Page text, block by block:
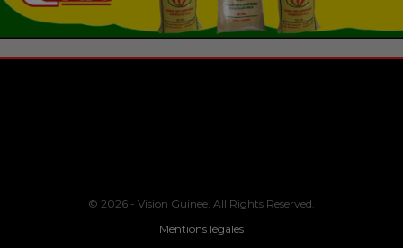
© 2026 - Vision Guinee. All Rights Reserved.
Mentions légales